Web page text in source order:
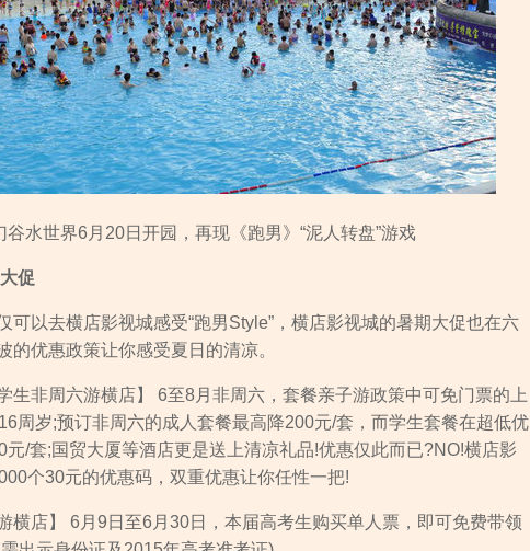
谷水世界6月20日开园，再现《跑男》“泥人转盘”游戏
促
以去横店影视城感受“跑男Style”，横店影视城的暑期大促也在六
的优惠政策让你感受夏日的清凉。
非周六游横店】 6至8月非周六，套餐亲子游政策中可免门票的上
周岁;预订非周六的成人套餐最高降200元/套，而学生套餐在超低优
/套;国贸大厦等酒店更是送上清凉礼品!优惠仅此而已?NO!横店影
个30元的优惠码，双重优惠让你任性一把!
店】 6月9日至6月30日，本届高考生购买单人票，即可免费带领